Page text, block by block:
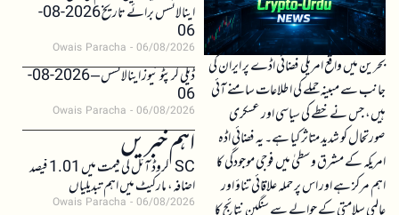
بحرین میں واقع امریکی فضائی اڈے پر ایران کی
جانب سے مبینہ حملے کی اطلاعات سامنے آئی
ہیں، جس نے خطے کی سیاسی اور عسکری
صورتحال کو شدید متاثر کیا ہے۔ یہ فضائی اڈہ
امریکہ کے مشرق وسطیٰ میں فوجی موجودگی کا
اہم مرکز ہے اور اس پر حملہ علاقائی تناؤ اور
اینالائسس برائے تاریخ 2026-08-
06
Owais Paracha 06/08/2026
ڈیلی کرپٹو نیوز اینالائسس – 2026-08-
06
Owais Paracha 06/08/2026
اہم خبریں SC کروڈ آئل کی قیمت میں 1.01 فیصد
اضافہ، مارکیٹ میں اہم تبدیلیاں
Owais Paracha 06/08/2026